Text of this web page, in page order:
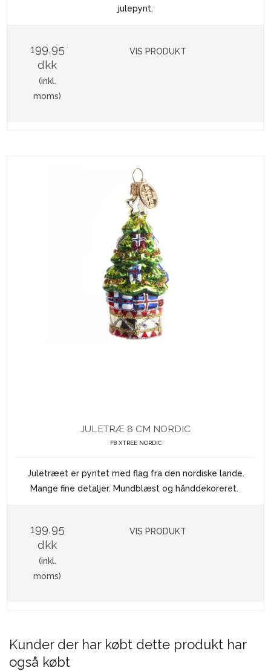
julepynt.
199,95
dkk
(inkl.
moms)
VIS PRODUKT
JULETRÆ 8 CM NORDIC
F8 XTREE NORDIC
Juletræet er pyntet med flag fra den nordiske lande.
Mange fine detaljer. Mundblæst og hånddekoreret.
199,95
dkk
(inkl.
moms)
VIS PRODUKT
Kunder der har købt dette produkt har
også købt